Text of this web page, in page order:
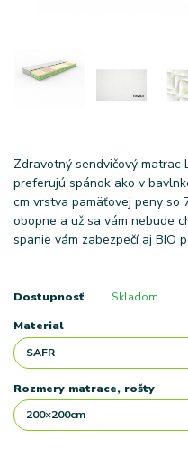
Zdravotný sendvičový matrac
preferujú spánok ako v
cm vrstva pamäťovej peny so
obopne a už sa vám nebude
spanie vám zabezpečí aj BIO
Dostupnosť Skladom
Material
Rozmery matrace, rošty